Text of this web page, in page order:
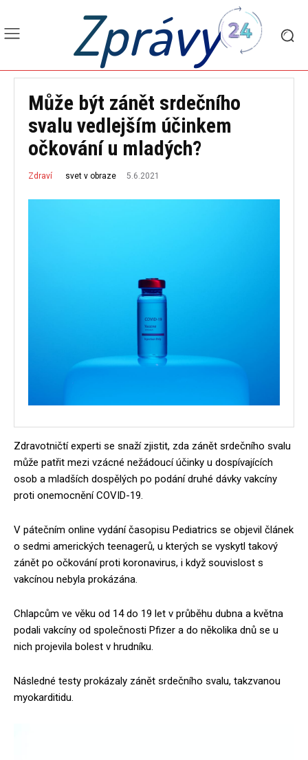
Zprávy
Může být zánět srdečního
svalu vedlejším účinkem
očkování u mladých?
Zdraví svet v obraze 5.6.2021
Zdravotničtí experti se snaží zjistit, zda zánět srdečního svalu
může patřit mezi vzácné nežádoucí účinky u dospívajících
osob a mladších dospělých po podání druhé dávky vakcíny
proti onemocnění COVID-19.
V pátečním online vydání časopisu Pediatrics se objevil článek
o sedmi amerických teenagerů, u kterých se vyskytl takový
zánět po očkování proti koronavirus, i když souvislost s
vakcínou nebyla prokázána.
Chlapcům ve věku od 14 do 19 let v průběhu dubna a května
podali vakcíny od společnosti Pfizer a do několika dnů se u
nich projevila bolest v hrudníku.
Následné testy prokázaly zánět srdečního svalu, takzvanou
myokarditidu.